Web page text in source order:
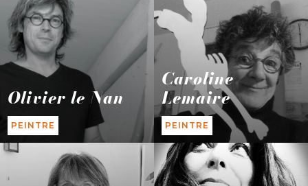
Olivier le Nan
PEINTRE
Caroline
Lemaire
PEINTRE